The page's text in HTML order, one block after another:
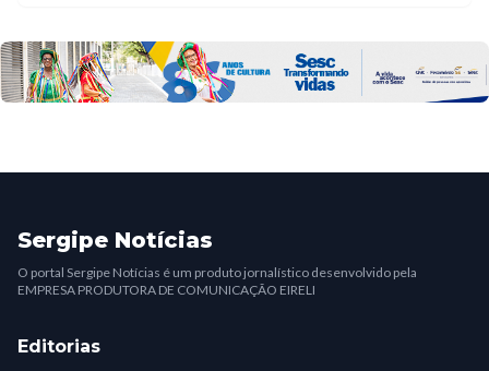
Sergipe Notícias
O portal Sergipe Notícias é um produto jornalístico desenvolvido pela
EMPRESA PRODUTORA DE COMUNICAÇÃO EIRELI
Editorias